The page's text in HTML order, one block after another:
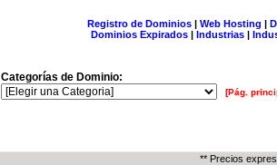
Registro de Dominios| Web Hosting |
Dominios Expirados | Industrias |
Categorías de Dominio:
[Pág.
** Precios